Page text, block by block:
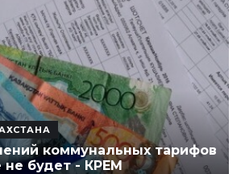
коммунальных тарифов
не будет - КРЕМ